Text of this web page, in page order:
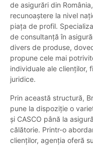
de asigurări din
recunoaștere la nivel
piața de profil.
de consultanță în
divers de produse,
propune cele mai
individuale ale clienților,
juridice.
Prin această structură,
pune la dispoziție o
și CASCO până la
călătorie. Printr-o
clienților, agenția oferă